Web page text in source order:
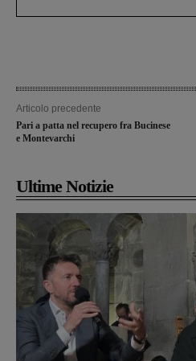
Articolo precedente
Pari a patta nel recupero fra Bucinese
e Montevarchi
Ultime Notizie